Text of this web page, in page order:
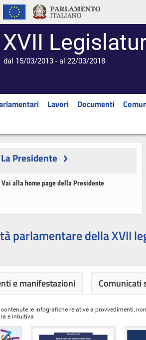
XVII
dal 15/03/2013 - al 22/03/2018
Lavori Documenti
La Presidente
Vai alla home page della Presidente
parlamentare della XVII
e manifestazioni Comunicati
contenute le infografiche relative a provvedimenti,
e intuitiva